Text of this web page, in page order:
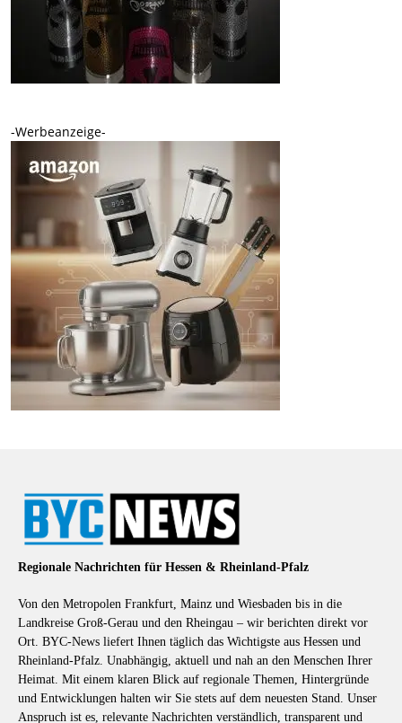
-Werbeanzeige-
Regionale Nachrichten für Hessen & Rheinland-Pfalz
Von den Metropolen Frankfurt, Mainz und Wiesbaden bis in die
Landkreise Groß-Gerau und den Rheingau – wir berichten direkt vor
Ort. BYC-News liefert Ihnen täglich das Wichtigste aus Hessen und
Rheinland-Pfalz. Unabhängig, aktuell und nah an den Menschen Ihrer
Heimat. Mit einem klaren Blick auf regionale Themen, Hintergründe
und Entwicklungen halten wir Sie stets auf dem neuesten Stand. Unser
Anspruch ist es, relevante Nachrichten verständlich, transparent und